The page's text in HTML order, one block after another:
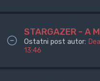
STARGAZER - A
Ostatni post autor:
13:46